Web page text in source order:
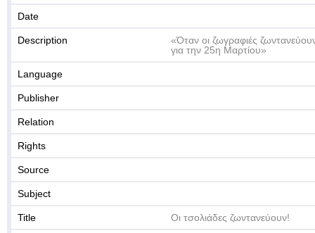
Date
Description
«Όταν οι ζωγραφιές
για την 25η Μαρτίου»
Language
Publisher
Relation
Rights
Source
Subject
Title Οι τσολιάδες ζωντανεύουν!